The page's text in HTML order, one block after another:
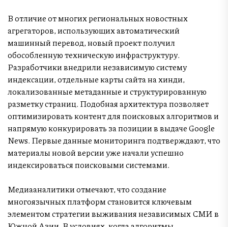
В отличие от многих региональных новостных
агрегаторов, использующих автоматический
машинный перевод, новый проект получил
обособленную техническую инфраструктуру.
Разработчики внедрили независимую систему
индексации, отдельные карты сайта на хинди,
локализованные метаданные и структурированную
разметку страниц. Подобная архитектура позволяет
оптимизировать контент для поисковых алгоритмов и
напрямую конкурировать за позиции в выдаче Google
News. Первые данные мониторинга подтверждают, что
материалы новой версии уже начали успешно
индексироваться поисковыми системами.
Медиааналитики отмечают, что создание
многоязычных платформ становится ключевым
элементом стратегии выживания независимых СМИ в